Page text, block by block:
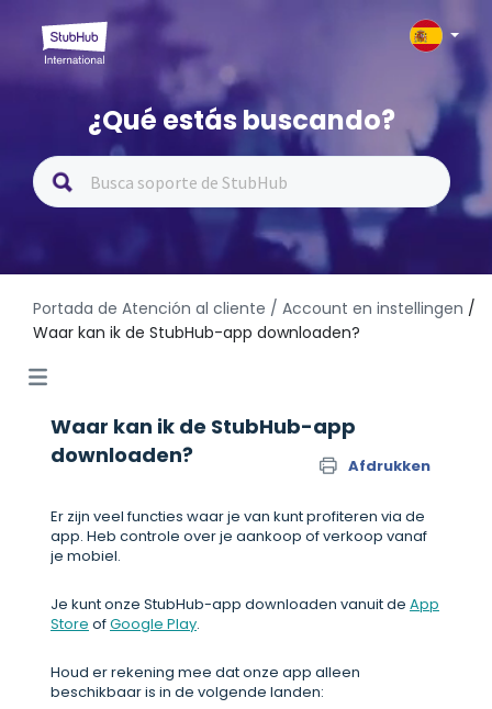
¿Qué estás buscando?
Portada de Atención al cliente / Account en instellingen /
Waar kan ik de StubHub-app downloaden?
Waar kan ik de StubHub-app
downloaden?
Afdrukken
Er zijn veel functies waar je van kunt profiteren via de
app. Heb controle over je aankoop of verkoop vanaf
je mobiel.
Je kunt onze StubHub-app downloaden vanuit de App
Store ofGoogle Play.
Houd er rekening mee dat onze app alleen
beschikbaar is in de volgende landen: